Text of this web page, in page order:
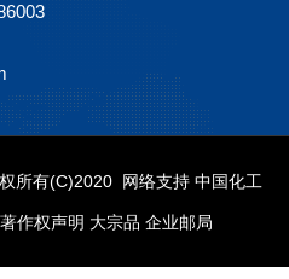
所有(C)2020 网络支持 中国化工
著作权声明 大宗品 企业邮局